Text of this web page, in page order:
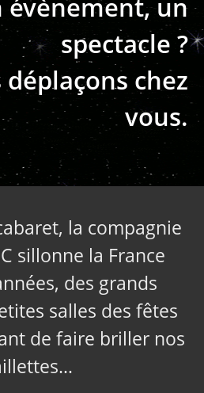
évènement, un
spectacle ?
chez
vous.
la compagnie
sillonne la France
des grands
salles des fêtes
de faire briller nos